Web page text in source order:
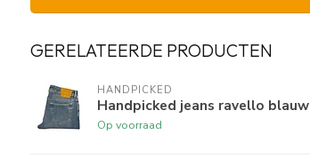
GERELATEERDE PRODUCTEN
HANDPICKED
Handpicked jeans ravello blauw
Op voorraad